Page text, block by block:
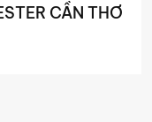
CẦN THƠ